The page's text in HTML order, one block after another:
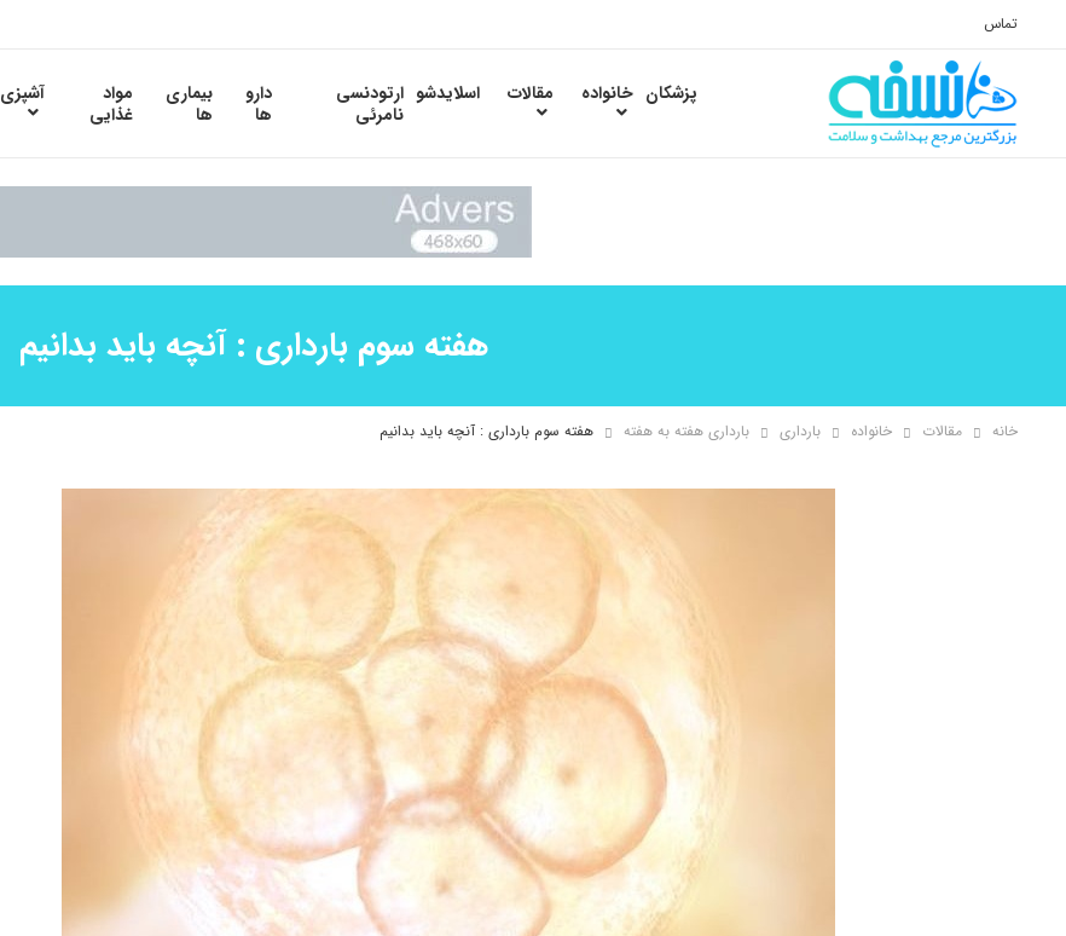
تماس
پزشکان خانواده مقالات اسلایدشو ارتودنسی
نامرئی
دارو
ها
بیماری
ها
مواد
غذایی
آشپزی
هفته سوم بارداری : آنچه باید بدانیم
خانه مقالات خانواده بارداری بارداری هفته به هفته هفته سوم بارداری : آنچه باید بدانیم